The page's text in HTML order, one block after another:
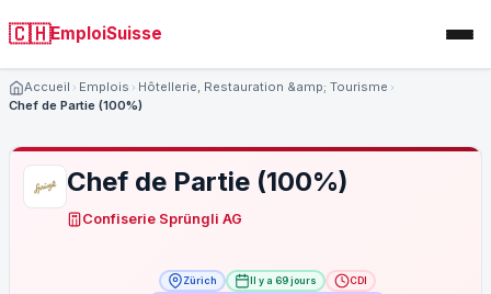
🇨🇭EmploiSuisse
Accueil Emplois
Hôtellerie, Restauration &amp; Tourisme
Chef de Partie (100%)
Chef de Partie (100%)
Confiserie Sprüngli AG
Zürich Il y a 69 jours
CDI